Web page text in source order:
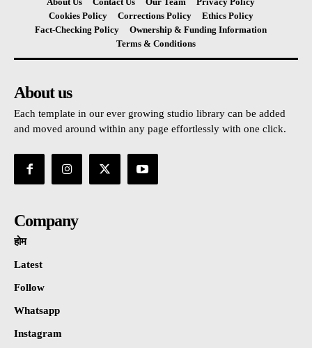
Cookies Policy
Corrections Policy
Ethics Policy
Fact-Checking Policy
Ownership & Funding Information
Terms & Conditions
About us
Each template in our ever growing studio library can be added
and moved around within any page effortlessly with one click.
Company
होम
Latest
Follow
Whatsapp
Instagram